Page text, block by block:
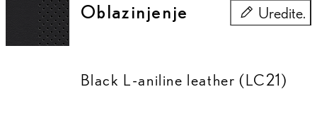
Oblazinjenje Uredite.
Oblazinjenje
Black L-aniline leather (LC21)